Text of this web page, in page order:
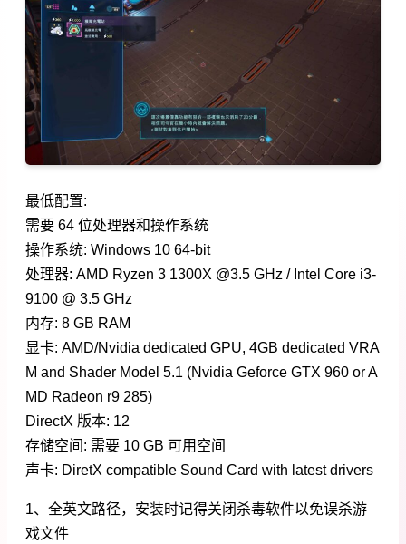
最低配置:
需要 64 位处理器和操作系统
操作系统: Windows 10 64-bit
处理器: AMD Ryzen 3 1300X @3.5 GHz / Intel Core i3-
9100 @ 3.5 GHz
内存: 8 GB RAM
显卡: AMD/Nvidia dedicated GPU, 4GB dedicated VRA
M and Shader Model 5.1 (Nvidia Geforce GTX 960 or A
MD Radeon r9 285)
DirectX 版本: 12
存储空间: 需要 10 GB 可用空间
声卡: DiretX compatible Sound Card with latest drivers
1、全英文路径，安装时记得关闭杀毒软件以免误杀游
戏文件